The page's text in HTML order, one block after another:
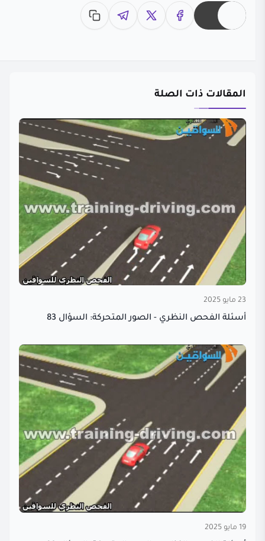
المقالات ذات الصلة
23 مايو 2025
أسئلة الفحص النظري - الصور المتحركة: السؤال 83
19 مايو 2025